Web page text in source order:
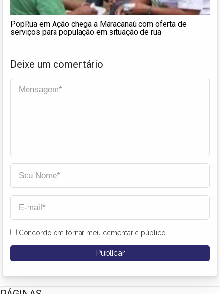
PopRua em Ação chega a Maracanaú com oferta de
serviços para população em situação de rua
Deixe um comentário
Concordo em tornar meu comentário público